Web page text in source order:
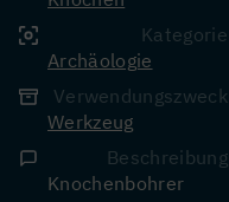
Kategorie
Archäologie
Verwendungszweck
Werkzeug
Beschreibung
Knochenbohrer